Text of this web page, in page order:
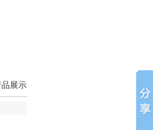
展示